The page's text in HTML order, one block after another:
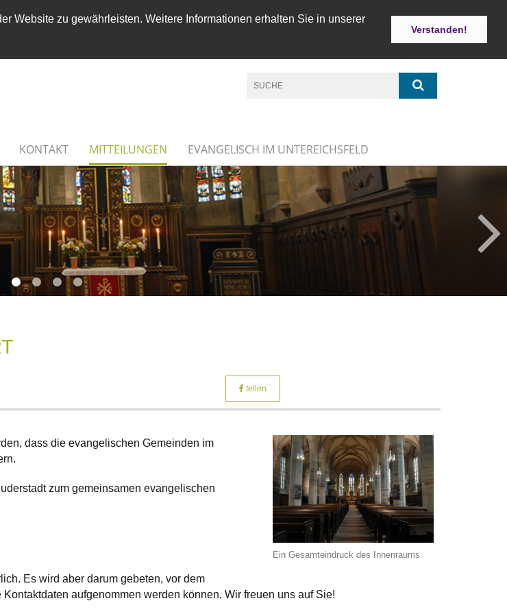
Website zu gewährleisten. Weitere Informationen erhalten Sie in unserer
Verstanden!
KONTAKT MITTEILUNGEN EVANGELISCH IM UNTEREICHSFELD
teilen
Ein Gesamteindruck des Innenraums
dass die evangelischen Gemeinden im
zum gemeinsamen evangelischen
Es wird aber darum gebeten, vor dem
aufgenommen werden können. Wir freuen uns auf Sie!